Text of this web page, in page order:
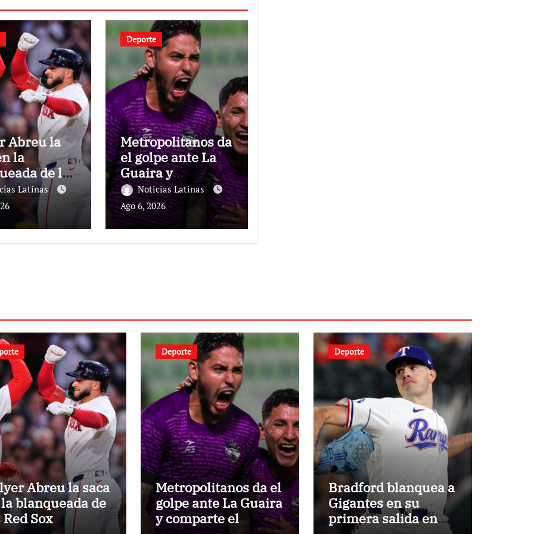
Abreu la
la
de los
Latinas
Deporte
Metropolitanos da
el golpe ante La
Guaira y
comparte el
liderato
Noticias Latinas
Ago 6, 2026
Abreu la saca
blanqueada de
Sox
Deporte
Metropolitanos da el
golpe ante La Guaira
y comparte el
Deporte
Bradford blanquea a
Gigantes en su
primera salida en